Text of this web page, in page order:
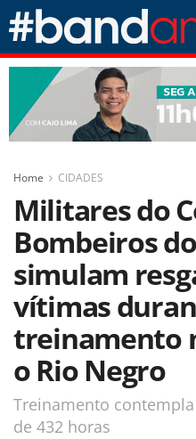
Home CIDADES
Militares do
Bombeiros
simulam
vítimas
treinamento
o Rio Negro
Treinamento
de 432 horas